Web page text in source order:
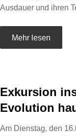
Ausdauer und ihren
Mehr lesen
Exkursion
Evolution
Am Dienstag, den